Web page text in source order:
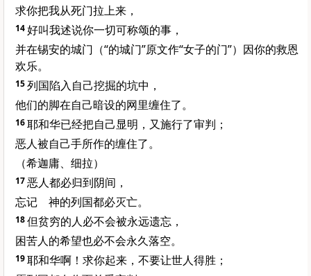
求你把我从死门拉上来，
14好叫我述说你一切可称颂的事，
并在锡安的城门（“的城门”原文作“女子的门”）因你的救恩
欢乐。
15列国陷入自己挖掘的坑中，
他们的脚在自己暗设的网里缠住了。
16耶和华已经把自己显明，又施行了审判；
恶人被自己手所作的缠住了。
（希迦庸、细拉）
17恶人都必归到阴间，
忘记 神的列国都必灭亡。
18但贫穷的人必不会被永远遗忘，
困苦人的希望也必不会永久落空。
19耶和华啊！求你起来，不要让世人得胜；